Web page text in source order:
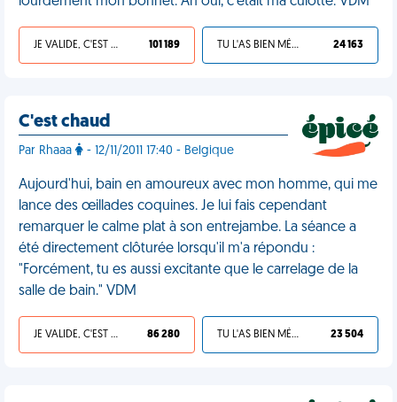
JE VALIDE, C'EST UNE VDM 101 189 TU L'AS BIEN MÉRITÉ 24 163
C'est chaud
Par Rhaaa - 12/11/2011 17:40 - Belgique
Aujourd'hui, bain en amoureux avec mon homme, qui me
lance des œillades coquines. Je lui fais cependant
remarquer le calme plat à son entrejambe. La séance a
été directement clôturée lorsqu'il m'a répondu :
"Forcément, tu es aussi excitante que le carrelage de la
salle de bain." VDM
JE VALIDE, C'EST UNE VDM 86 280 TU L'AS BIEN MÉRITÉ 23 504